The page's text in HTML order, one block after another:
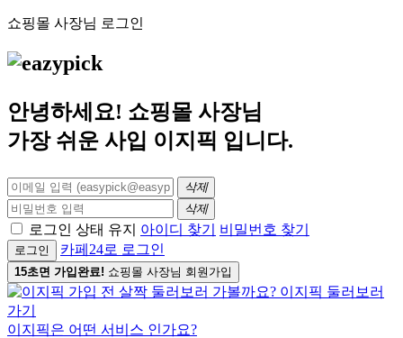
쇼핑몰 사장님 로그인
안녕하세요! 쇼핑몰 사장님
가장 쉬운 사입 이지픽 입니다.
삭제
삭제
로그인 상태 유지 아이디 찾기 비밀번호 찾기
로그인 카페24로 로그인
15초면 가입완료! 쇼핑몰 사장님 회원가입
이지픽은 어떤 서비스 인가요?